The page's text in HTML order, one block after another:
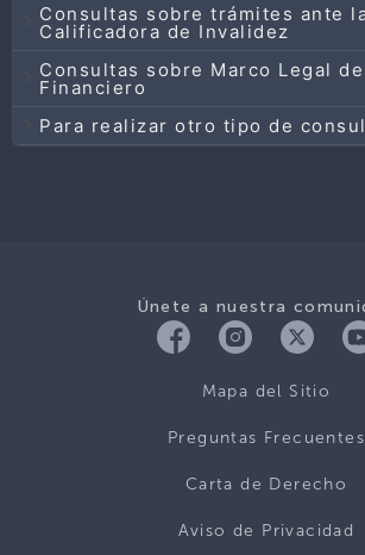
Consultas sobre trámites ante
Calificadora de Invalidez
Consultas sobre Marco Legal
Financiero
Para realizar otro tipo de
Únete a nuestra
Mapa del Sitio
Preguntas Frecuentes
Carta de Derecho
Aviso de Privacidad